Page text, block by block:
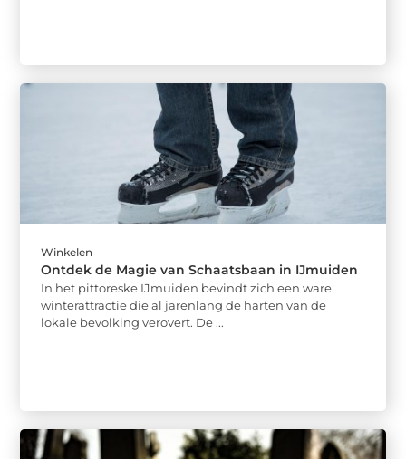
Winkelen
Ontdek de Magie van Schaatsbaan in IJmuiden
In het pittoreske IJmuiden bevindt zich een ware
winterattractie die al jarenlang de harten van de
lokale bevolking verovert. De ...